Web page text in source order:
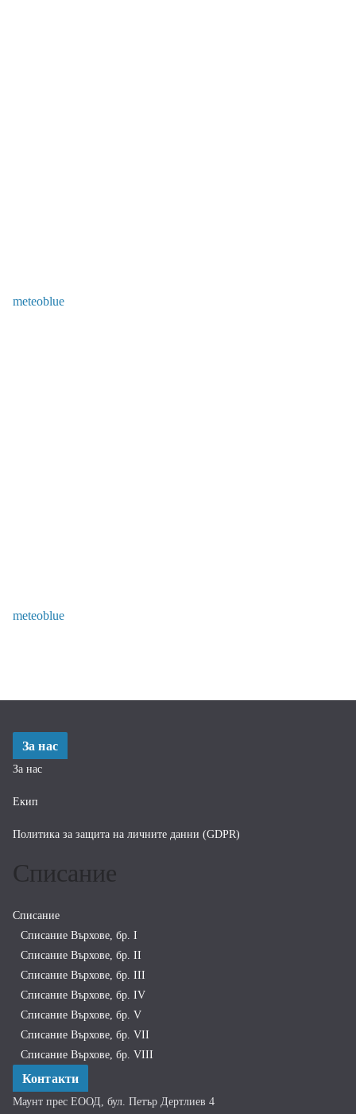
meteoblue
meteoblue
За нас
За нас
Екип
Политика за защита на личните данни (GDPR)
Списание
Списание
Списание Върхове, бр. I
Списание Върхове, бр. II
Списание Върхове, бр. III
Списание Върхове, бр. IV
Списание Върхове, бр. V
Списание Върхове, бр. VII
Списание Върхове, бр. VIII
Контакти
Маунт прес ЕООД, бул. Петър Дертлиев 4